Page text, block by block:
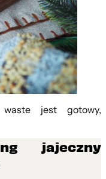
jest gotowy,
jajeczny